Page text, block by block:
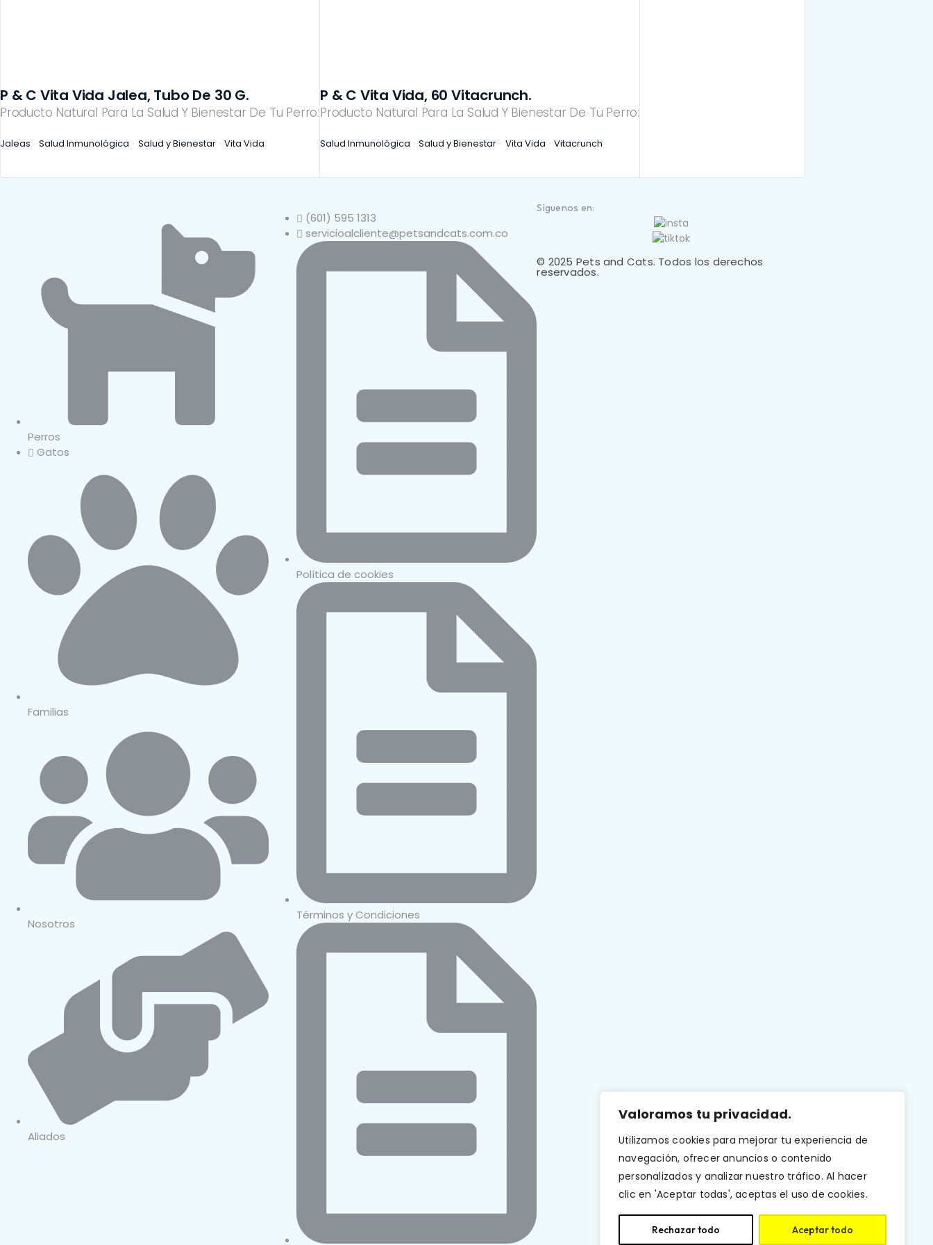
Valoramos tu privacidad.
Utilizamos cookies para mejorar tu experiencia de
navegación, ofrecer anuncios o contenido
personalizados y analizar nuestro tráfico. Al hacer
clic en 'Aceptar todas', aceptas el uso de cookies.
Rechazar todo Aceptar todo
Producto Natural Para La Salud Y Bienestar De Tu Perro:
P & C Vita Vida Jalea, Tubo De 30 G.
Jaleas Salud Inmunológica Salud y Bienestar Vita Vida
Producto Natural Para La Salud Y Bienestar De Tu Perro:
P & C Vita Vida, 60 Vitacrunch.
Salud Inmunológica Salud y Bienestar Vita Vida Vitacrunch
Perros
Gatos
Familias
Nosotros
Aliados
(601) 595 1313
servicioalcliente@petsandcats.com.co
Política de cookies
Términos y Condiciones
Síguenos en:
© 2025 Pets and Cats. Todos los derechos
reservados.